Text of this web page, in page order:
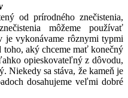
od prírodného znečistenia,
môžeme používať
je vykonávame rôznymi typmi
toho, aký chceme mať konečný
opieskovateľný z dôvodu,
Niekedy sa stáva, že kameň je
dosahujeme veľmi dobré